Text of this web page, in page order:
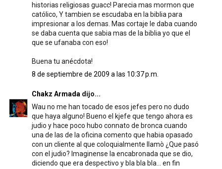
historias religiosas guacc! Parecia mas mormon que
católico, Y tambien se escudaba en la biblia para
impresionar a los demas. Mas cortaje le daba cuando
se daba cuenta que sabia mas de la biblia yo que el
que se ufanaba con eso!
Buena tu anécdota!
8 de septiembre de 2009 a las 10:37 p.m.
Chakz Armada dijo...
Wau no me han tocado de esos jefes pero no dudo
que haya alguno! Bueno el kjefe que tengo ahora es
judio y hace poco hubo connato de bronca cuando
una de las de la oficina comento que habia opasado
con un cliente al que coloquialmente llamò ¿Que pasó
con el judio? Imaginense la encabronada que se dio,
diciendo que era despectivo y bla bla bla... en fin